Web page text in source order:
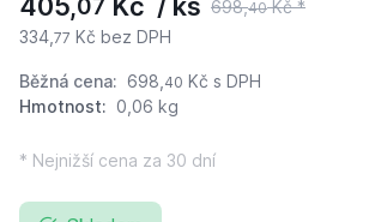
07 698,40Kč *
334, 77 Kč bez DPH
Běžná cena: 698, 40 Kč s DPH
Hmotnost: 0,06 kg
* Nejnižší cena za 30 dní